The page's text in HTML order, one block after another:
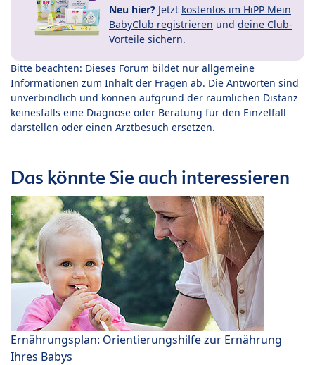
Neu hier? Jetzt kostenlos im HiPP Mein
BabyClub registrieren und deine Club-
Vorteile sichern.
Bitte beachten: Dieses Forum bildet nur allgemeine
Informationen zum Inhalt der Fragen ab. Die Antworten sind
unverbindlich und können aufgrund der räumlichen Distanz
keinesfalls eine Diagnose oder Beratung für den Einzelfall
darstellen oder einen Arztbesuch ersetzen.
Das könnte Sie auch interessieren
Ernährungsplan: Orientierungshilfe zur Ernährung
Ihres Babys